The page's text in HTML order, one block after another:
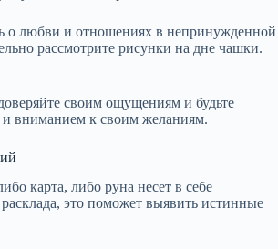
о любви и отношениях в непринужденной
рассмотрите рисунки на дне чашки.
своим ощущениям и будьте
вниманием к своим желаниям.
карта, либо руна несет в себе
это поможет выявить истинные